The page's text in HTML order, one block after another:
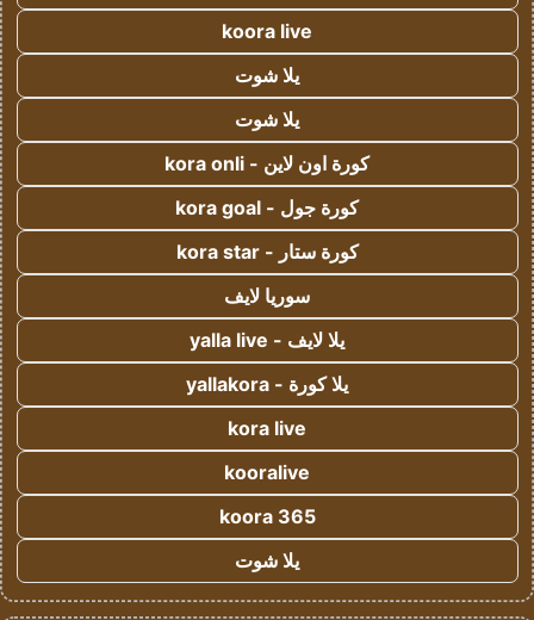
koora live
يلا شوت
يلا شوت
كورة اون لاين - kora onli
كورة جول - kora goal
كورة ستار - kora star
سوريا لايف
يلا لايف - yalla live
يلا كورة - yallakora
kora live
kooralive
koora 365
يلا شوت